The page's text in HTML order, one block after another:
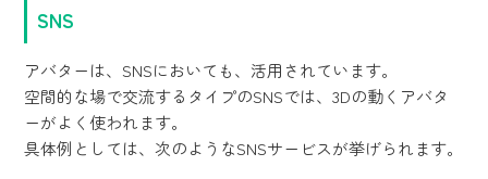
SNS
アバターは、SNSにおいても、活用されています。
空間的な場で交流するタイプのSNSでは、3Dの動くアバタ
ーがよく使われます。
具体例としては、次のようなSNSサービスが挙げられます。